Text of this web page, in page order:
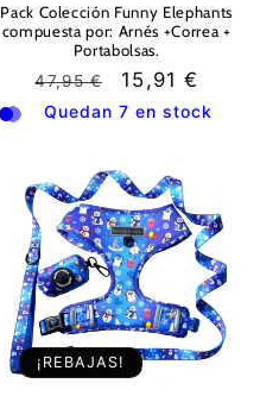
Pack Colección Funny Elephants
compuesta por: Arnés +Correa +
Portabolsas.
Precio
habitual
47,95 €
Precio
de
15,91 €
Quedan 7 en stock
¡REBAJAS!